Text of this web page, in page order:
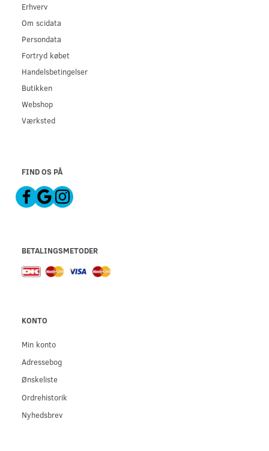
Erhverv
Om scidata
Persondata
Fortryd købet
Handelsbetingelser
Butikken
Webshop
Værksted
FIND OS PÅ
BETALINGSMETODER
KONTO
Min konto
Adressebog
Ønskeliste
Ordrehistorik
Nyhedsbrev